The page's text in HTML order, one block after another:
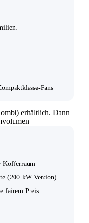
Fans
erhältlich. Dann
Kofferraum
(200-kW-Version)
fairem Preis